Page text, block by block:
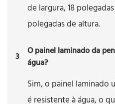
de largura, 18
polegadas de altura.
3
O painel laminado da
água?
Sim, o painel laminado
é resistente à água, o